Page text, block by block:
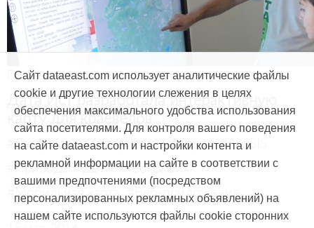
Продукты и услуги
Дата Ист разработала интерактивную
карту для краеведов
#CarryMap #Интерактивная карта #ArcGIS
#Природа #Дети #География
#Мобильная карта #Веб-приложение
Сайт dataeast.com использует аналитические файлы
cookie и другие технологии слежения в целях
обеспечения максимального удобства использования
сайта посетителями. Для контроля вашего поведения
на сайте dataeast.com и настройки контента и
рекламной информации на сайте в соответствии с
вашими предпочтениями (посредством
персонализированных рекламных объявлений) на
нашем сайте используются файлы cookie сторонних